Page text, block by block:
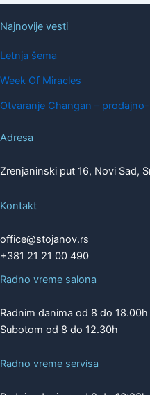
Najnovije vesti
Letnja šema
Week Of Miracles
Otvaranje Changan –
Adresa
Zrenjaninski put 16, Novi Sad,
Kontakt
office@stojanov.rs
+381 21 21 00 490
Radno vreme salona
Radnim danima od 8 do 18.00h
Subotom od 8 do 12.30h
Radno vreme servisa